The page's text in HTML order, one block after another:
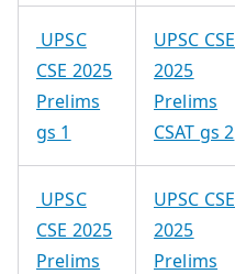
UPSC
CSE 2025
Prelims
gs 1
UPSC CSE
2025
Prelims
CSAT gs 2
UPSC
CSE 2025
Prelims
UPSC CSE
2025
Prelims